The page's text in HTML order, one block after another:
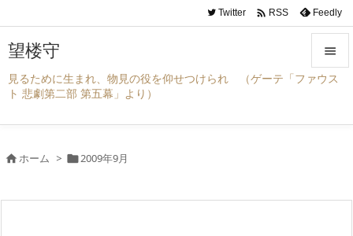
望楼守
見るために生まれ、物見の役を仰せつけられ （ゲーテ「ファウス
ト 悲劇第二部 第五幕」より）



Twitter  RSS Feedly
ホーム > 2009年9月